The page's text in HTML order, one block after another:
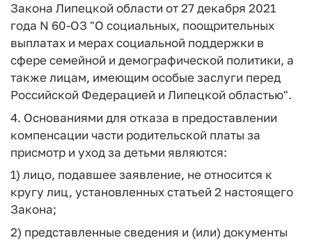
Закона Липецкой области от 27 декабря 2021
года N 60-ОЗ "О социальных, поощрительных
выплатах и мерах социальной поддержки в
сфере семейной и демографической политики, а
также лицам, имеющим особые заслуги перед
Российской Федерацией и Липецкой областью".
4. Основаниями для отказа в предоставлении
компенсации части родительской платы за
присмотр и уход за детьми являются:
1) лицо, подавшее заявление, не относится к
кругу лиц, установленных статьей 2 настоящего
Закона;
2) представленные сведения и (или) документы